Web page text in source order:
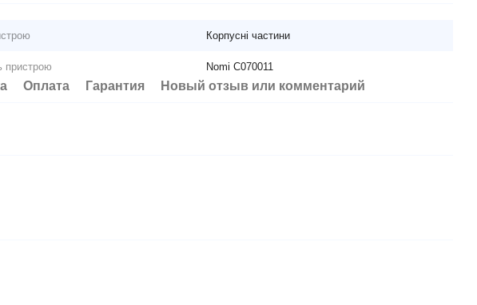
Корпусні частини
пристрою Nomi C070011
Оплата Гарантия Новый отзыв или комментарий